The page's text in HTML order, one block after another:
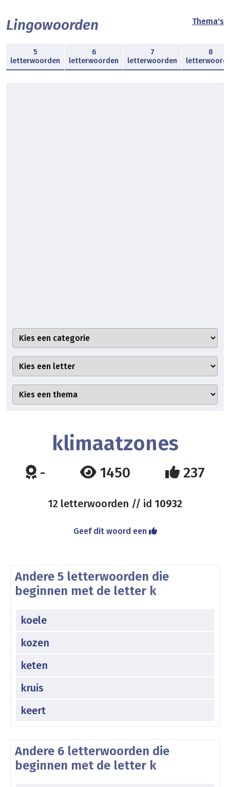
Lingowoorden Thema's
5
letterwoorden
6
letterwoorden
7
letterwoorden
8
klimaatzones
- 1450 237
12 letterwoorden // id 10932
Geef dit woord een
Andere 5 letterwoorden die
beginnen met de letter k
koele
kozen
keten
kruis
keert
Andere 6 letterwoorden die
beginnen met de letter k